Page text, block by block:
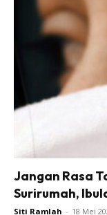
Jangan Rasa
Surirumah,
Siti Ramlah - 18 Mei